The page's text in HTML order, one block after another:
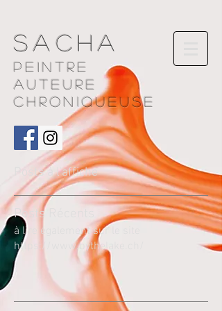
Sacha
Peintre
AUTEURE
chroniqueuse
Posts à l'affiche
Pos ts Récents
à lire également sur le site
https://www.bythelake.ch/